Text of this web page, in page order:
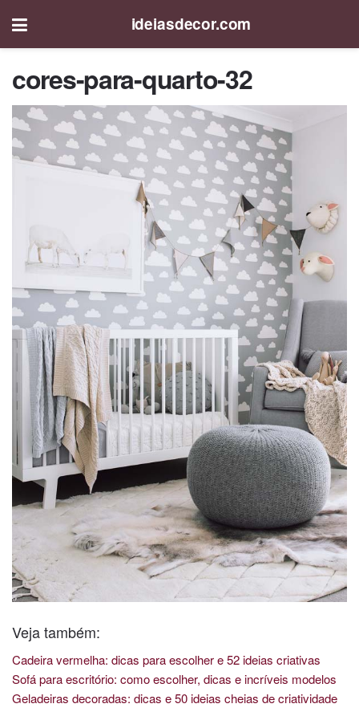
ideiasdecor.com
cores-para-quarto-32
Veja também:
Cadeira vermelha: dicas para escolher e 52 ideias criativas
Sofá para escritório: como escolher, dicas e incríveis modelos
Geladeiras decoradas: dicas e 50 ideias cheias de criatividade